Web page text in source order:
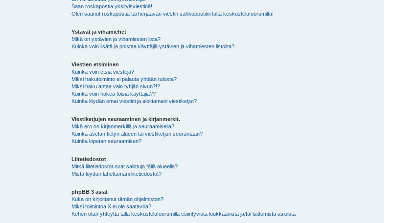
Saan roskapostia yksityisviestinä!
Olen saanut roskapostia tai herjaavan viestin sähköpostiini tältä keskustelufoorumilta!
Ystävät ja vihamiehet
Mikä on ystävien ja vihamiesten lista?
Kuinka voin lisätä ja poistaa käyttäjiä ystävien ja vihamiesten listoilta?
Viestien etsiminen
Kuinka voin etsiä viestejä?
Miksi hakutoiminto ei palauta yhtään tulosta?
Miksi haku antaa vain tyhjän sivun?!?
Kuinka voin hakea toisia käyttäjiä??
Kuinka löydän omat viestini ja aloittamani viestiketjut?
Viestiketjujen seuraaminen ja kirjanmerkit.
Mikä ero on kirjanmerkillä ja seuraamisella?
Kuinka asetan tietyn alueen tai viestiketjun seurantaan?
Kuinka lopetan seuraamisen?
Liitetiedostot
Mitkä liitetiedostot ovat sallittuja tällä alueella?
Mistä löydän lähettämäni liitetiedostot?
phpBB 3 asiat
Kuka on kirjoittanut tämän ohjelmiston?
Miksi toimintoa X ei ole saatavilla?
Kehen otan yhteyttä tällä keskustelufoorumilla esiintyvistä loukkaavista ja/tai laittomista asioista